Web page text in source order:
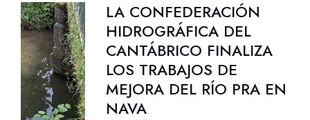
LA CONFEDERACIÓN
HIDROGRÁFICA DEL
CANTÁBRICO FINALIZA
LOS TRABAJOS DE
MEJORA DEL RÍO PRA EN
NAVA